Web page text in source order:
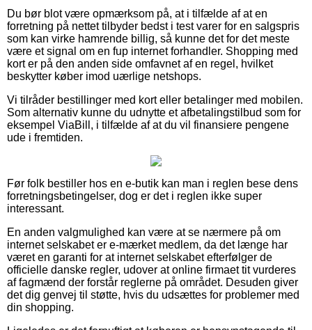
Du bør blot være opmærksom på, at i tilfælde af at en
forretning på nettet tilbyder bedst i test varer for en salgspris
som kan virke hamrende billig, så kunne det for det meste
være et signal om en fup internet forhandler. Shopping med
kort er på den anden side omfavnet af en regel, hvilket
beskytter køber imod uærlige netshops.
Vi tilråder bestillinger med kort eller betalinger med mobilen.
Som alternativ kunne du udnytte et afbetalingstilbud som for
eksempel ViaBill, i tilfælde af at du vil finansiere pengene
ude i fremtiden.
Før folk bestiller hos en e-butik kan man i reglen bese dens
forretningsbetingelser, dog er det i reglen ikke super
interessant.
En anden valgmulighed kan være at se nærmere på om
internet selskabet er e-mærket medlem, da det længe har
været en garanti for at internet selskabet efterfølger de
officielle danske regler, udover at online firmaet tit vurderes
af fagmænd der forstår reglerne på området. Desuden giver
det dig genvej til støtte, hvis du udsættes for problemer med
din shopping.